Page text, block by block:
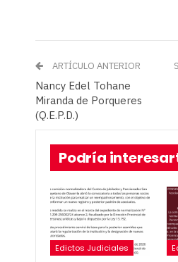
ARTÍCULO ANTERIOR
Nancy Edel Tohane
Miranda de Porqueres
(Q.E.P.D.)
Podría
Edictos Judiciales